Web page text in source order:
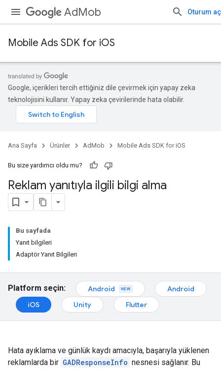
AdMob Oturum aç
Mobile Ads SDK for iOS
Google, içerikleri tercih ettiğiniz dile çevirmek için yapay zeka
teknolojisini kullanır. Yapay zeka çevirilerinde hata olabilir.
Ana Sayfa Ürünler AdMob Mobile Ads SDK for iOS
Bu size yardımcı oldu mu?
Reklam yanıtıyla ilgili bilgi alma
Bu sayfada
Yanıt bilgileri
Adaptör Yanıt Bilgileri
Platform seçin: Android
Android
iOS
Unity Flutter
Hata ayıklama ve günlük kaydı amacıyla, başarıyla yüklenen
reklamlarda bir GADResponseInfo nesnesi sağlanır. Bu